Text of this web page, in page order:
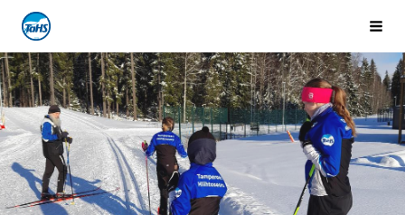
Siirry
sivun
sisältöön
Tampereen Hiihtoseura